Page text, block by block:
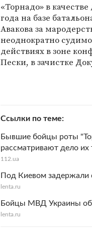
«Торнадо» в
года на базе
Авакова за
неоднократно
действиях в зоне
Пески, в зачистке
Ссылки по теме
Бывшие бойцы роты
рассматривают дело их
112.ua
Под Киевом задержали
lenta.ru
Бойцы МВД Украины
lenta.ru